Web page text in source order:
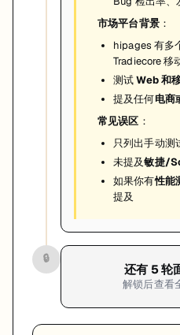
市场平台背景：
hipages 有多
Tradiecore 移
测试Web 和
提及任何电商
常见误区 ：
只列出手动测
未提及敏捷/
如果你有性能
提及
🔒
还有 5轮
解锁后查看